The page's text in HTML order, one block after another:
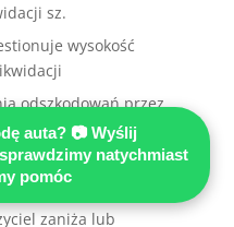
sz.
wysokość
odszkodowań przez
wypłacić pełnego
zaniża lub
auta? 📷 Wyślij
natychmiast
pomóc